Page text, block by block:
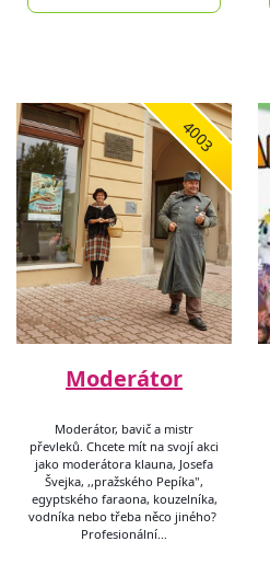
4003
Moderátor
Moderátor, bavič a mistr
převleků. Chcete mít na svojí akci
jako moderátora klauna, Josefa
Švejka, ,,pražského Pepíka",
egyptského faraona, kouzelníka,
vodníka nebo třeba něco jiného?
Profesionální…